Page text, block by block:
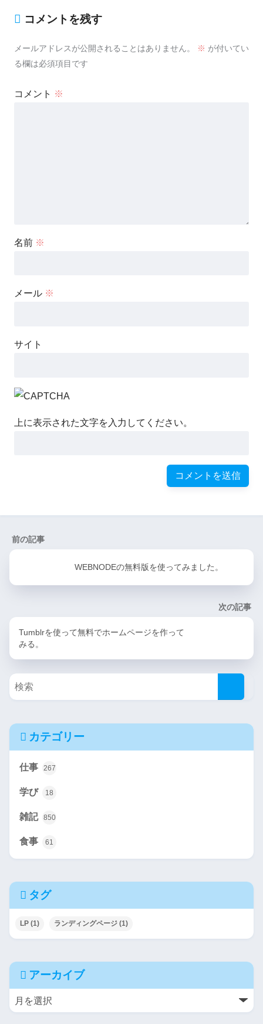
コメントを残す
メールアドレスが公開されることはありません。 ※ が付いてい
る欄は必須項目です
コメント ※
名前 ※
メール ※
サイト
上に表示された文字を入力してください。
前の記事
WEBNODEの無料版を使ってみました。
次の記事
Tumblrを使って無料でホームページを作って
みる。
カテゴリー
仕事 267
学び 18
雑記 850
食事 61
タグ
LP (1) ランディングページ (1)
アーカイブ